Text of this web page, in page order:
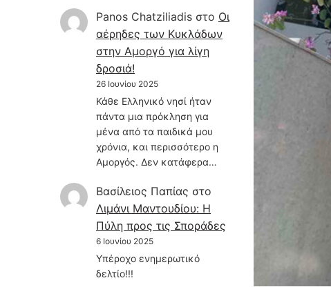
Panos Chatziliadis στο Οι
αέρηδες των Κυκλάδων
στην Αμοργό για λίγη
δροσιά!
26 Ιουνίου 2025
Κάθε Ελληνικό νησί ήταν
πάντα μια πρόκληση για
μένα από τα παιδικά μου
χρόνια, και περισσότερο η
Αμοργός. Δεν κατάφερα…
Βασίλειος Παπίας στο
Λιμάνι Μαντουδίου: Η
Πύλη προς τις Σποράδες
6 Ιουνίου 2025
Υπέροχο ενημερωτικό
δελτίο!!!